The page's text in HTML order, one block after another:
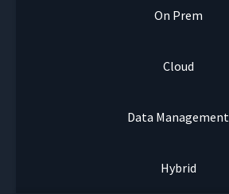
On Prem
Cloud
Data Management
Hybrid